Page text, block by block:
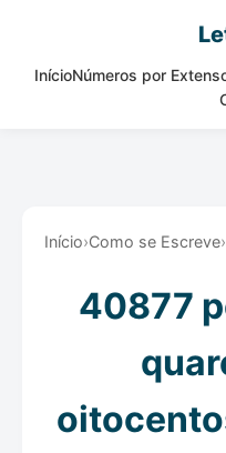
InícioNúmeros por
Início›Como se Escreve›
40877